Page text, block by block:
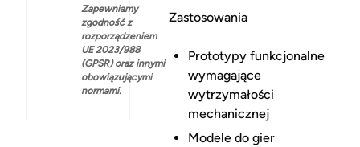
Zapewniamy
zgodność z
rozporządzeniem
UE 2023/988
(GPSR) oraz innymi
obowiązującymi
normami.
Zastosowania
Prototypy funkcjonalne
wymagające
wytrzymałości
mechanicznej
Modele do gier